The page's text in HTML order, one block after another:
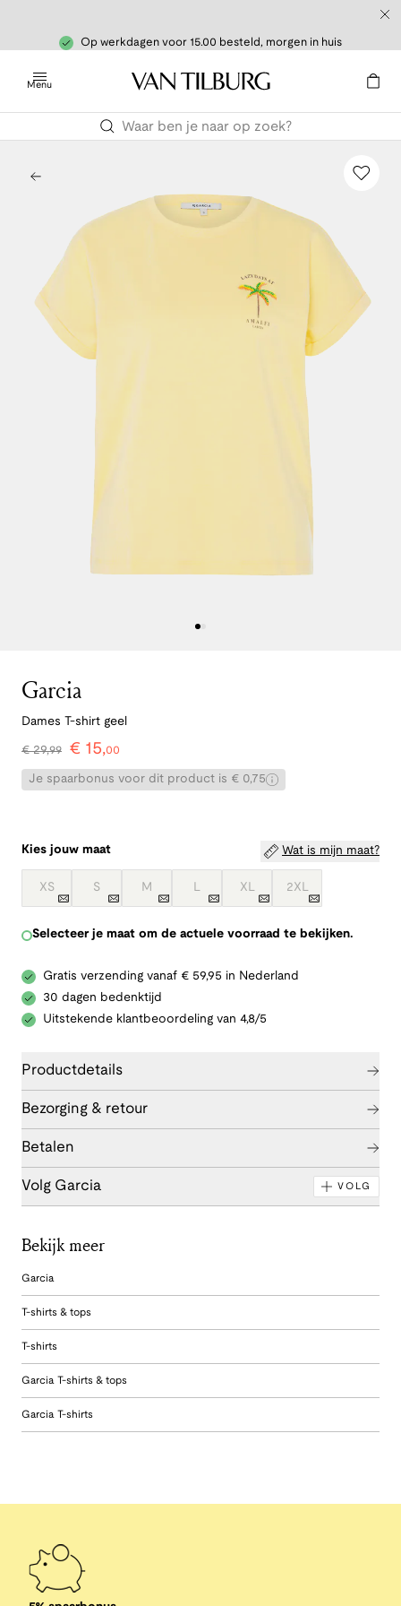
Op werkdagen voor 15.00 besteld, morgen in huis
Menu
Garcia
Dames T-shirt geel
€29,99 € 15,00
Je spaarbonus voor dit product is € 0,75
Kies jouw maat Wat is mijn maat?
XS S M L XL 2XL
Selecteer je maat om de actuele voorraad te bekijken.
Gratis verzending vanaf € 59,95 in Nederland
30 dagen bedenktijd
Uitstekende klantbeoordeling van 4,8/5
Productdetails
Bezorging & retour
Betalen
Volg Garcia VOLG
Bekijk meer
Garcia
T-shirts & tops
T-shirts
Garcia T-shirts & tops
Garcia T-shirts